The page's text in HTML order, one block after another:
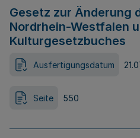
Gesetz zur Änderung
Nordrhein-Westfalen
Kulturgesetzbuches
Ausfertigungsdatum
Seite 550